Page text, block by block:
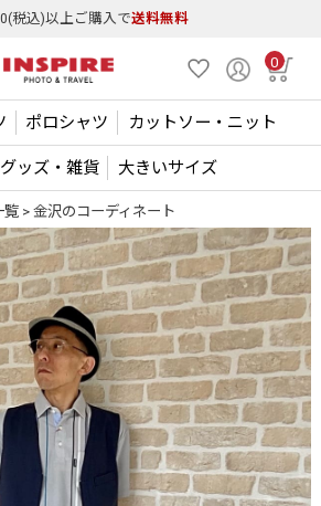
税込)以上ご購入で送料無料
0
ポロシャツ カットソー・ニット
グッズ・雑貨 大きいサイズ
覧 金沢のコーディネート